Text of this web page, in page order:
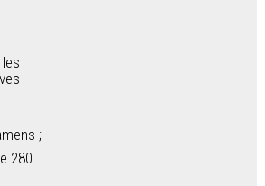
;
280